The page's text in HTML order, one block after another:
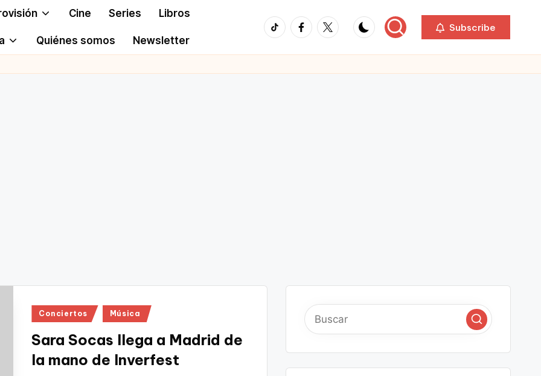
Cine Series Libros
Quiénes somos Newsletter
TikTokFacebook
Twitter Subscribe
Publicado
Conciertos Música
Sara Socas llega a Madrid de
la mano de Inverfest